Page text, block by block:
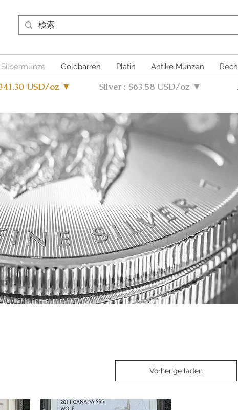
Silbermünze Goldbarren Platin Antike Münzen
USD/oz ▼ Silver : $63.58 USD/oz ▼
Vorherige laden